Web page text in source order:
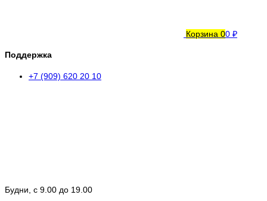
Корзина 00 ₽
Поддержка
+7 (909) 620 20 10
Будни, с 9.00 до 19.00